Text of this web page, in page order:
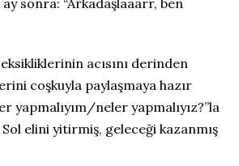
sonra: “Arkadaşlaaarr, ben
acısını derinden
coşkuyla paylaşmaya hazır
yapmalıyım/neler yapmalıyız?”la
elini yitirmiş, geleceği kazanmış